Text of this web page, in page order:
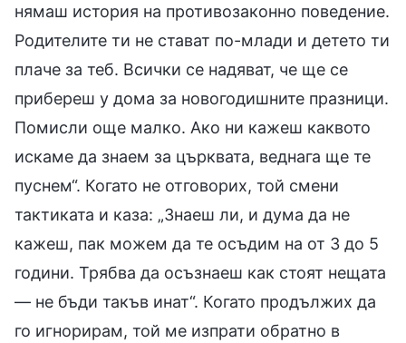
нямаш история на противозаконно поведение.
Родителите ти не стават по-млади и детето ти
плаче за теб. Всички се надяват, че ще се
прибереш у дома за новогодишните празници.
Помисли още малко. Ако ни кажеш каквото
искаме да знаем за църквата, веднага ще те
пуснем“. Когато не отговорих, той смени
тактиката и каза: „Знаеш ли, и дума да не
кажеш, пак можем да те осъдим на от 3 до 5
години. Трябва да осъзнаеш как стоят нещата
— не бъди такъв инат“. Когато продължих да
го игнорирам, той ме изпрати обратно в